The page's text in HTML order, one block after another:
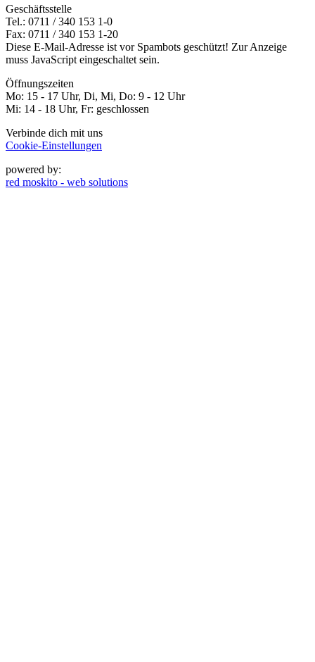
Geschäftsstelle
Tel.: 0711 / 340 153 1-0
Fax: 0711 / 340 153 1-20
Diese E-Mail-Adresse ist vor Spambots geschützt! Zur Anzeige
muss JavaScript eingeschaltet sein.
Öffnungszeiten
Mo: 15 - 17 Uhr, Di, Mi, Do: 9 - 12 Uhr
Mi: 14 - 18 Uhr, Fr: geschlossen
Verbinde dich mit uns
Cookie-Einstellungen
powered by:
red moskito - web solutions